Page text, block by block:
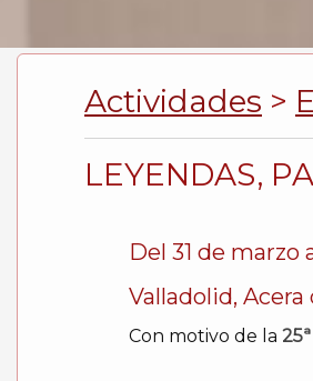
Actividades >
LEYENDAS,
Del 31 de marzo
Valladolid,
Con motivo de la